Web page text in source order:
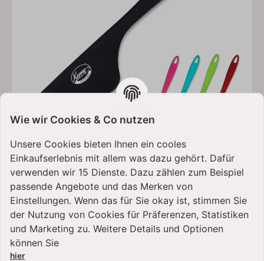
Kenny Professional 2 in 1 Teigschaber mit Kniff
13,99 € *
Wie wir Cookies & Co nutzen
Unsere Cookies bieten Ihnen ein cooles
Einkaufserlebnis mit allem was dazu gehört. Dafür
verwenden wir 15 Dienste. Dazu zählen zum Beispiel
passende Angebote und das Merken von
Einstellungen. Wenn das für Sie okay ist, stimmen Sie
der Nutzung von Cookies für Präferenzen, Statistiken
und Marketing zu. Weitere Details und Optionen
können Sie
hier